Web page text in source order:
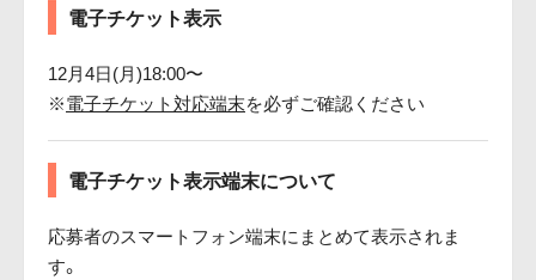
電子チケット表示
12月4日(月)18:00〜
※電子チケット対応端末を必ずご確認ください
電子チケット表示端末について
応募者のスマートフォン端末にまとめて表示されま
す。